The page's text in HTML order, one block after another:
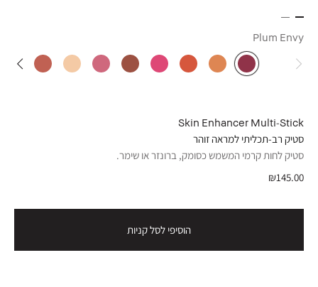
Plum Envy
Skin Enhancer Multi-Stick
סטיק רב-תכליתי למראה זוהר
סטיק לחות קרמי המשמש כסומק, ברונזר או שימר.
₪145.00
הוסיפי לסל קניות